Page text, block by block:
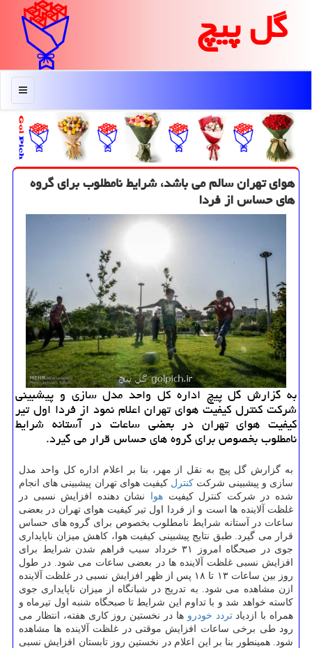
گل پیچ
منو
هوای تهران سالم می باشد، شرایط نامطلوب برای گروه
های حساس از فردا
به گزارش گل پیچ اداره كل واحد مدل سازی و پیشبینی
شركت كنترل كیفیت هوای تهران اعلام نمود از فردا اول تیر
كیفیت هوای تهران در بعضی ساعات در آستانه شرایط
نامطلوب بخصوص برای گروه های حساس قرار می گیرد.
به گزارش گل پیچ به نقل از مهر، بنا بر اعلام اداره كل واحد مدل
سازی و پیشبینی شركت كنترل كیفیت هوای تهران پیشبینی های انجام
شده در شركت كنترل كیفیت هوا
نشان دهنده افزایش نسبی در
غلظت آلاینده ها است و از فردا اول تیر كیفیت هوای تهران در بعضی
ساعات در آستانه شرایط نامطلوب بخصوص برای گروه های حساس
قرار می گیرد. طبق نتایج پیشبینی كیفیت هوا، كاهش میزان ناپایداری
جوی در صبحگاه امروز ۳۱ خرداد سبب فراهم شدن شرایط برای
افزایش نسبی غلظت آلاینده ها در بعضی ساعات می شود. در طول
روز بین ساعات ۱۳ تا ۱۸ پس از ظهر افزایش نسبی در غلظت آلاینده
ازن مشاهده می شود. به تدریج در شبانگاه از میزان ناپایداری جوی
كاسته خواهد شد و با تداوم این شرایط تا صبحگاه شنبه اول تیرماه و
همراه با ازدیادتردد خودرو ها در نخستین روز كاری هفته، انتظار می
رود طی برخی ساعات افزایش موقتی در غلظت آلاینده ها مشاهده
شود. همینطور بنا بر این اعلام در نخستین روز تابستان افزایش نسبی